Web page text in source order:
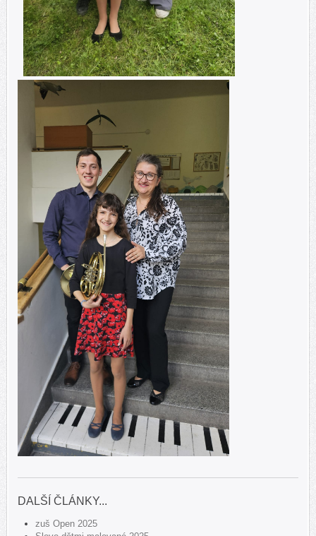
DALŠÍ ČLÁNKY...
zuš Open 2025